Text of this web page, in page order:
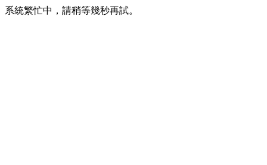
系統繁忙中，請稍等幾秒再試。